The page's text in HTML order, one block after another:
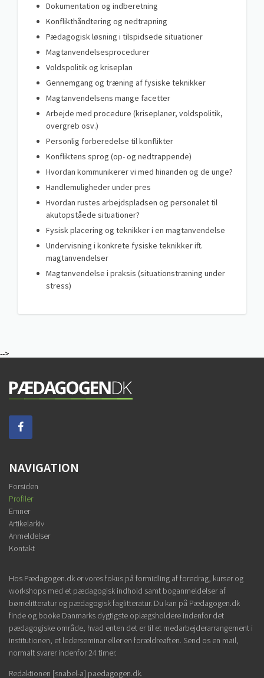
Dokumentation og indberetning
Konflikthåndtering og nedtrapning
Pædagogisk løsning i tilspidsede situationer
Magtanvendelsesprocedurer
Voldspolitik og kriseplan
Gennemgang og træning af fysiske teknikker
Magtanvendelsens mange facetter
Arbejde med procedure (kriseplaner, voldspolitik,
overgreb osv.)
Personlig forberedelse til konflikter
Konfliktens sprog (op- og nedtrappende)
Hvordan kommunikerer vi med hinanden og de unge?
Handlemuligheder under pres
Hvordan rustes arbejdspladsen og personalet til
akutopståede situationer?
Fysisk placering og teknikker i en magtanvendelse
Undervisning i konkrete fysiske teknikker ift.
magtanvendelser
Magtanvendelse i praksis (situationstræning under
stress)
-->
NAVIGATION
Forsiden
Profiler
Emner
Artikelarkiv
Anmeldelser
Kontakt
Hos Pædagogen.dk er vores fokus på formidling af foredrag, kurser og
workshops med et pædagogisk indhold samt boganmeldelser af
børnelitteratur og pædagogisk faglitteratur. Du kan på Pædagogen.dk
finde og booke Danmarks dygtigste oplægsholdere indenfor det
pædagogiske område, hvad enten det er til et medarbejderarrangement i
institutionen, et lederseminar eller en forældreaften. Send os en mail,
normalt svarer indenfor 24 timer.
Redaktionen [snabel-a] paedagogen.dk.